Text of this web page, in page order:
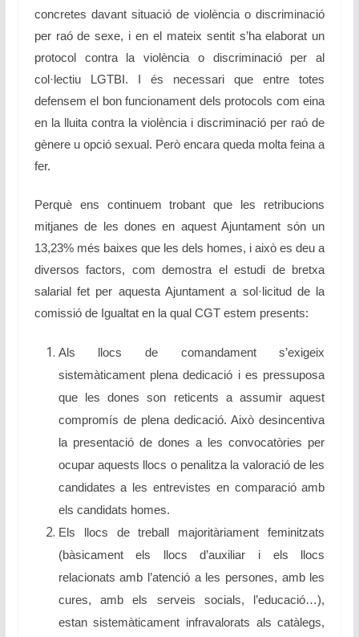
concretes davant situació de violència o discriminació
per raó de sexe, i en el mateix sentit s’ha elaborat un
protocol contra la violència o discriminació per al
col·lectiu LGTBI. I és necessari que entre totes
defensem el bon funcionament dels protocols com eina
en la lluita contra la violència i discriminació per raó de
gènere u opció sexual. Però encara queda molta feina a
fer.
Perquè ens continuem trobant que les retribucions
mitjanes de les dones en aquest Ajuntament són un
13,23% més baixes que les dels homes, i això es deu a
diversos factors, com demostra el estudi de bretxa
salarial fet per aquesta Ajuntament a sol·licitud de la
comissió de Igualtat en la qual CGT estem presents:
Als llocs de comandament s’exigeix
sistemàticament plena dedicació i es pressuposa
que les dones son reticents a assumir aquest
compromís de plena dedicació. Això desincentiva
la presentació de dones a les convocatòries per
ocupar aquests llocs o penalitza la valoració de les
candidates a les entrevistes en comparació amb
els candidats homes.
Els llocs de treball majoritàriament feminitzats
(bàsicament els llocs d’auxiliar i els llocs
relacionats amb l’atenció a les persones, amb les
cures, amb els serveis socials, l’educació…),
estan sistemàticament infravalorats als catàlegs,